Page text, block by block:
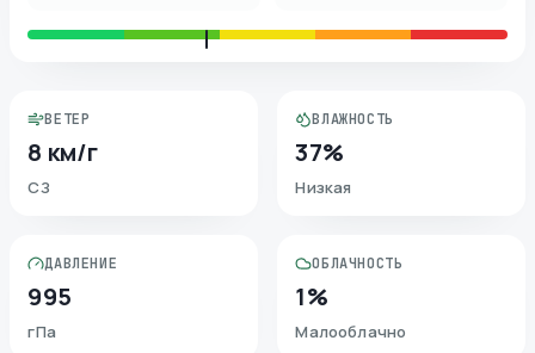
ВЕТЕР
8 км/г
СЗ
ВЛАЖНОСТЬ
37%
Низкая
ДАВЛЕНИЕ
995
гПа
ОБЛАЧНОСТЬ
1%
Малооблачно